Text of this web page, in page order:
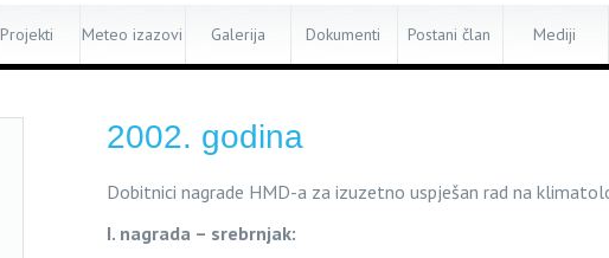
Projekti Meteo izazovi Galerija Dokumenti Postani član Mediji
2002. godina
Dobitnici nagrade HMD-a za izuzetno uspješan rad na
I. nagrada – srebrnjak: